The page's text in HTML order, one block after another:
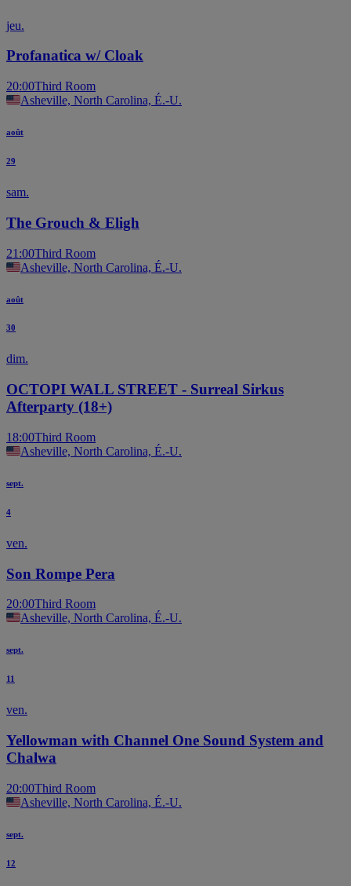
jeu.
Profanatica w/ Cloak
20:00Third Room
Asheville, North Carolina, É.-U.
août
29
sam.
The Grouch & Eligh
21:00Third Room
Asheville, North Carolina, É.-U.
août
30
dim.
OCTOPI WALL STREET - Surreal Sirkus
Afterparty (18+)
18:00Third Room
Asheville, North Carolina, É.-U.
sept.
4
ven.
Son Rompe Pera
20:00Third Room
Asheville, North Carolina, É.-U.
sept.
11
ven.
Yellowman with Channel One Sound System and
Chalwa
20:00Third Room
Asheville, North Carolina, É.-U.
sept.
12